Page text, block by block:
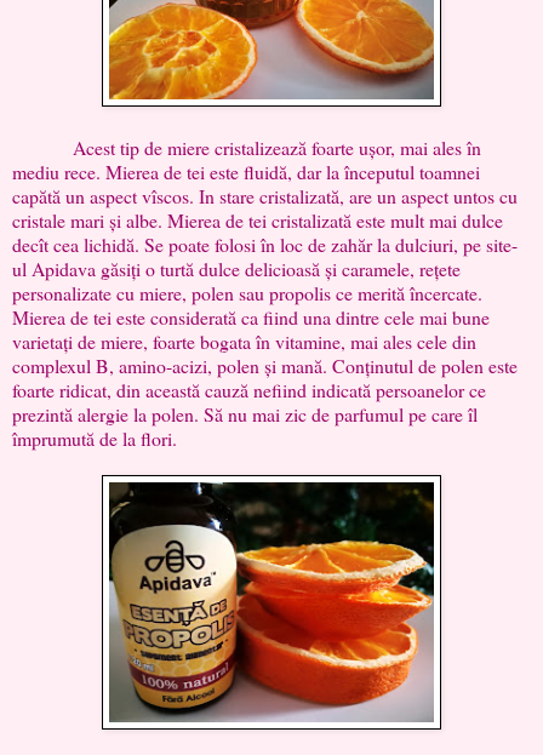
Acest tip de miere cristalizează foarte ușor, mai ales în
mediu rece. Mierea de tei este fluidă, dar la începutul toamnei
capătă un aspect vîscos. In stare cristalizată, are un aspect untos cu
cristale mari și albe. Mierea de tei cristalizată este mult mai dulce
decît cea lichidă. Se poate folosi în loc de zahăr la dulciuri, pe site-
ul Apidava găsiți o turtă dulce delicioasă și caramele, rețete
personalizate cu miere, polen sau propolis ce merită încercate.
Mierea de tei este considerată ca fiind una dintre cele mai bune
varietați de miere, foarte bogata în vitamine, mai ales cele din
complexul B, amino-acizi, polen și mană. Conținutul de polen este
foarte ridicat, din această cauză nefiind indicată persoanelor ce
prezintă alergie la polen. Să nu mai zic de parfumul pe care îl
împrumută de la flori.